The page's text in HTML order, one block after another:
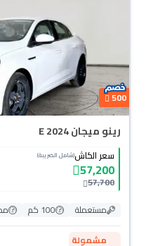
500
رينو ميجان E 2024
سعر الكاش(شامل الضريبة)
57,200
57,700
مستعملة 100 كم
مشمولة